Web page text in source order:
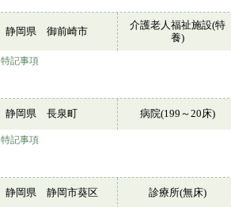
静岡県 御前崎市
介護老人福祉施設(特
養)
特記事項
静岡県 長泉町 病院(199～20床)
特記事項
静岡県 静岡市葵区 診療所(無床)